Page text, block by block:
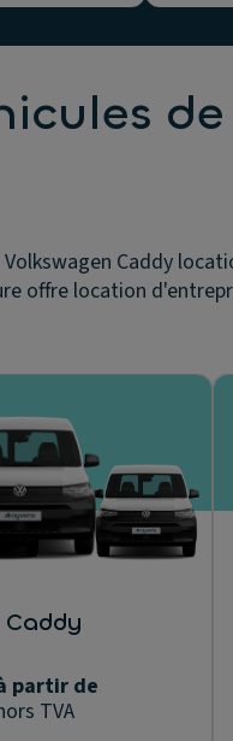
Volkswagen Caddy
offre location
partir de
TVA